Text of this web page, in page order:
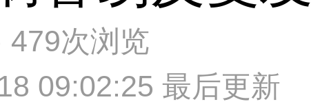
479次浏览
09:02:25 最后更新